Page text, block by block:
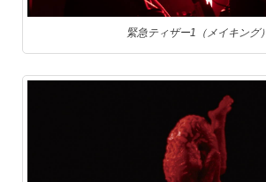
緊急ティザー1（メイキング）